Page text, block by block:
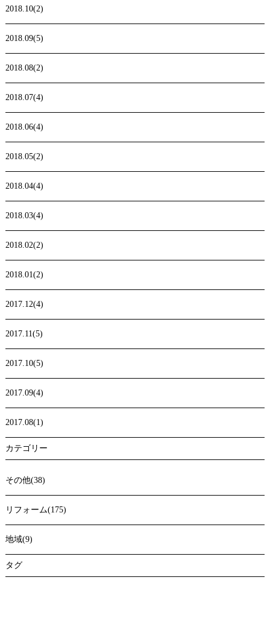
2018.10(2)
2018.09(5)
2018.08(2)
2018.07(4)
2018.06(4)
2018.05(2)
2018.04(4)
2018.03(4)
2018.02(2)
2018.01(2)
2017.12(4)
2017.11(5)
2017.10(5)
2017.09(4)
2017.08(1)
カテゴリー
その他(38)
リフォーム(175)
地域(9)
タグ